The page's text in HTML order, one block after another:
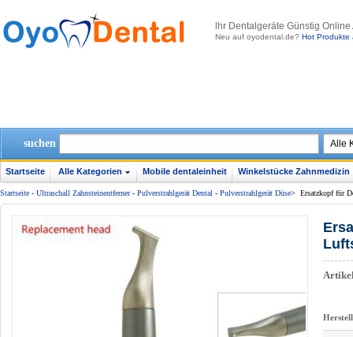
lhr Dentalgeräte Günstig
Neu auf oyodental.de? Hot Produkte
suchen
Startseite Alle Kategorien Mobile dentaleinheit Winkelstücke Zahnmedizin
Startseite - Ultraschall Zahnsteinentferner- Pulverstrahlgerät Dental - Pulverstrahlgerät Düse> Ersatzkopf für